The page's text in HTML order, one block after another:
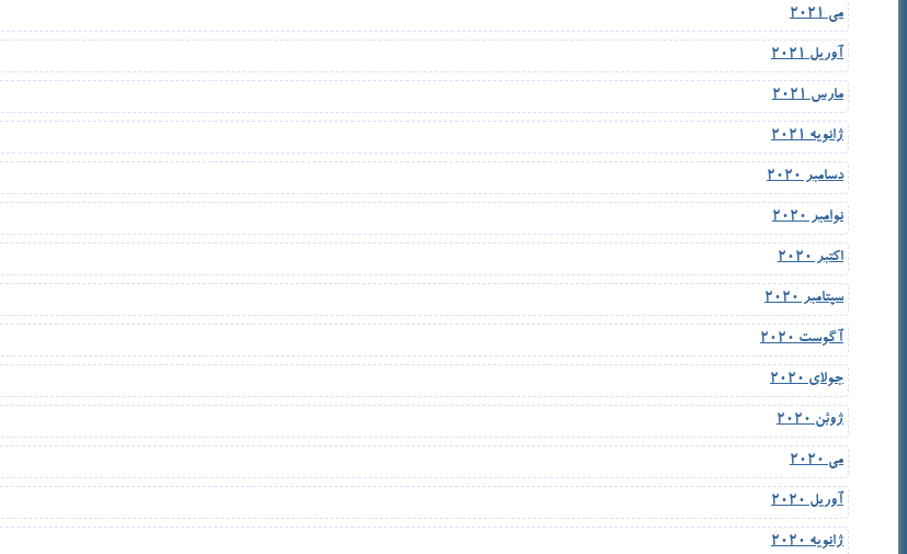
می 2021
آوریل 2021
مارس 2021
ژانویه 2021
دسامبر 2020
نوامبر 2020
اکتبر 2020
سپتامبر 2020
آگوست 2020
جولای 2020
ژوئن 2020
می 2020
آوریل 2020
ژانویه 2020